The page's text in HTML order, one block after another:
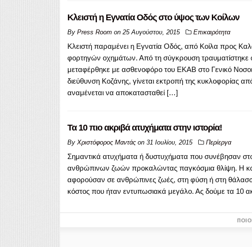
Κλειστή η Εγνατία Οδός στo ύψος των Κοίλων
By Press Roomon 25 Αυγούστου, 2015 Επικαιρότητα
Κλειστή παραμένει η Εγνατία Οδός, από Κοίλα προς
φορτηγών οχημάτων. Από τη σύγκρουση τραυματίστηκε
μεταφέρθηκε με ασθενοφόρο του ΕΚΑΒ στο Γενικό
διεύθυνση Κοζάνης, γίνεται εκτροπή της κυκλοφορίας
αναμένεται να αποκατασταθεί […]
Τα 10 πιο ακριβά ατυχήματα στην ιστορία!
By Χριστόφορος Μαντάςon 31 Ιουλίου, 2015 Περίεργα
Σημαντικά ατυχήματα ή δυστυχήματα που συνέβησαν
ανθρώπινων ζωών προκαλώντας παγκόσμια θλίψη. Η
αφορούσαν σε ανθρώπινες ζωές, στη φύση ή στη
κόστος που ήταν εντυπωσιακά μεγάλο. Ας δούμε τα 10